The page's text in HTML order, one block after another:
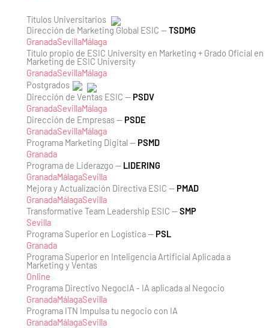
Títulos Universitarios
Dirección de Marketing Global ESIC —TSDMG
GranadaSevillaMálaga
Título propio de ESIC University en Marketing + Grado Oficial en
Marketing de ESIC University
GranadaSevillaMálaga
Postgrados
Dirección de Ventas ESIC — PSDV
GranadaSevillaMálaga
Dirección de Empresas — PSDE
GranadaSevillaMálaga
Programa Marketing Digital — PSMD
Granada
Programa de Liderazgo — LIDERING
GranadaMálagaSevilla
Mejora y Actualización Directiva ESIC — PMAD
GranadaMálagaSevilla
Transformative Team Leadership ESIC —SMP
Sevilla
Programa Superior en Logística — PSL
Granada
Programa Superior en Inteligencia Artificial Aplicada a
Marketing y Ventas
Online
Programa Directivo NegocIA - IA aplicada al Negocio
GranadaMálagaSevilla
Programa ITN Impulsa tu negocio con IA
GranadaMálagaSevilla